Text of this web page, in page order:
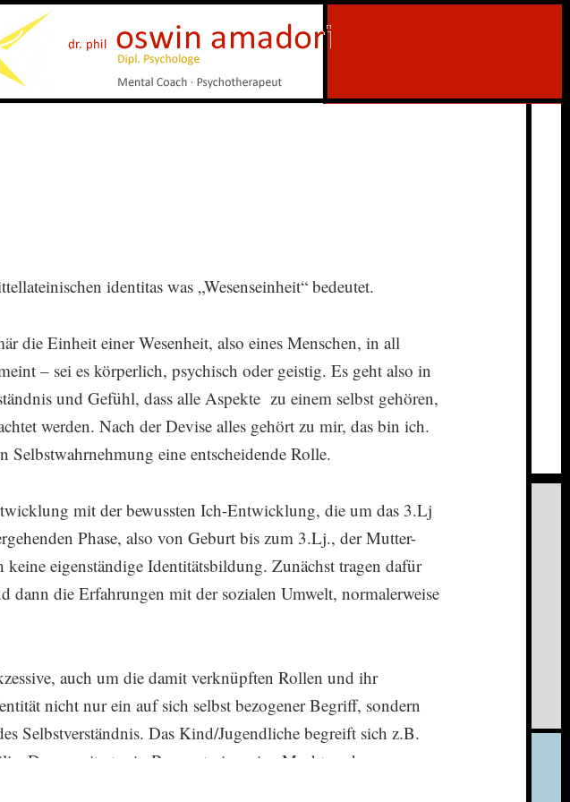
identitas was „Wesenseinheit“ bedeutet.
die Einheit einer Wesenheit, also eines Menschen, in all
– sei es körperlich, psychisch oder geistig. Es geht also in
und Gefühl, dass alle Aspekte zu einem selbst gehören,
werden. Nach der Devise alles gehört zu mir, das bin ich.
Selbstwahrnehmung eine entscheidende Rolle.
mit der bewussten Ich-Entwicklung, die um das 3.Lj
Phase, also von Geburt bis zum 3.Lj., der Mutter-
eigenständige Identitätsbildung. Zunächst tragen dafür
dann die Erfahrungen mit der sozialen Umwelt, normalerweise
auch um die damit verknüpften Rollen und ihr
nicht nur ein auf sich selbst bezogener Begriff, sondern
Selbstverständnis. Das Kind/Jugendliche begreift sich z.B.
Das erweitert sein Bewusstsein, seine Macht und